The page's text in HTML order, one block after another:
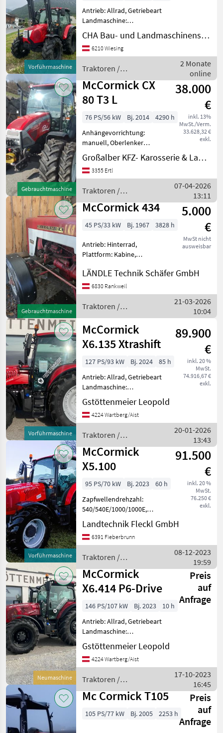
Vorführmaschine
Antrieb: Allrad, Getriebeart
Landmaschine:
Lastschaltgetriebe,
Plattform: Kabine,
Zapfwellendrehzahl:
Höchstgeschwindigkeit in
km/h: 40 km/h, Aufladung:
Turbola
CHA Bau- und Landmaschinenservice
6210 Wiesing
Traktoren /
McCormick
2 Monate
online
Gebrauchtmaschine
McCormick CX
80 T3 L
38.000
€
inkl. 13%
MwSt./Verm.
33.628,32 €
exkl.
76 PS/56 kW Bj. 2014
4290 h
Anhängevorrichtung:
manuell, Oberlenker
hinten: mechanisch,
Bolzengröße
Anhängevorrichtung (mm):
Höchstgeschwindigkeit in
km/h: 40 km/h, Getriebeart
Landmaschine:
Großalber KFZ- Karosserie & Landtechnik e.U.
3355 Ertl
Traktoren /
McCormick
07-04-2026
13:11
Gebrauchtmaschine
McCormick 434
5.000
€
MwSt nicht
ausweisbar
45 PS/33 kW Bj. 1967 3828 h
Antrieb: Hinterrad,
Plattform: Kabine,
km/h: 30 km/h, Abgasstufe:
Tier 1/Stage I, Oberlenker
hinten: mechanisch Wegen
Betriebsauflösung günstig
LÄNDLE Technik Schäfer GmbH
6830 Rankweil
Traktoren /
McCormick
21-03-2026
10:04
Vorführmaschine
McCormick
X6.135 Xtrashift
89.900
€
inkl. 20 %
MwSt.
74.916,67 €
exkl.
127 PS/93 kW Bj. 2024
85 h
Antrieb: Allrad, Getriebeart
Landmaschine:
Lastschaltgetriebe,
Plattform: Kabine,
Zapfwellendrehzahl:
Höchstgeschwindigkeit in
km/h: 40 km/h, Aufladu
Gstöttenmeier Leopold
4224 Wartberg/Aist
Traktoren /
McCormick
20-01-2026
13:43
Vorführmaschine
McCormick
X5.100
91.500
€
inkl. 20 %
MwSt.
76.250 €
exkl.
95 PS/70 kW Bj. 2023
60 h
Zapfwellendrehzahl:
540/540E/1000/1000E,
Antrieb: Allrad, Oberlenker
hinten: mechanisch,
Kreuzsteuerhebel:
Anhängevorrichtung:
automatisch,
Höchstgeschwindigk
Landtechnik Fleckl GmbH
6391 Fieberbrunn
Traktoren /
McCormick
08-12-2023
19:59
Neumaschine
McCormick
X6.414 P6-Drive
Preis
auf
Anfrage
146 PS/107 kW Bj. 2023
10 h
Antrieb: Allrad, Getriebeart
Landmaschine:
Lastschaltgetriebe,
Plattform: Kabine,
Zapfwellendrehzahl:
Höchstgeschwindigkeit in
km/h: 50 km/h, Aufladu
Gstöttenmeier Leopold
4224 Wartberg/Aist
Traktoren /
McCormick
17-10-2023
16:45
Mc Cormick T105
Preis
auf
Anfrage
105 PS/77 kW Bj. 2005 2253 h